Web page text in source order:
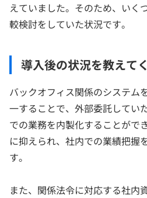
えていました。そのため、いく
較検討をしていた状況です。
導入後の状況を教えて
バックオフィス関係のシステム
一することで、外部委託してい
での業務を内製化することがで
に抑えられ、社内での業績把握
す。
また、関係法令に対応する社内